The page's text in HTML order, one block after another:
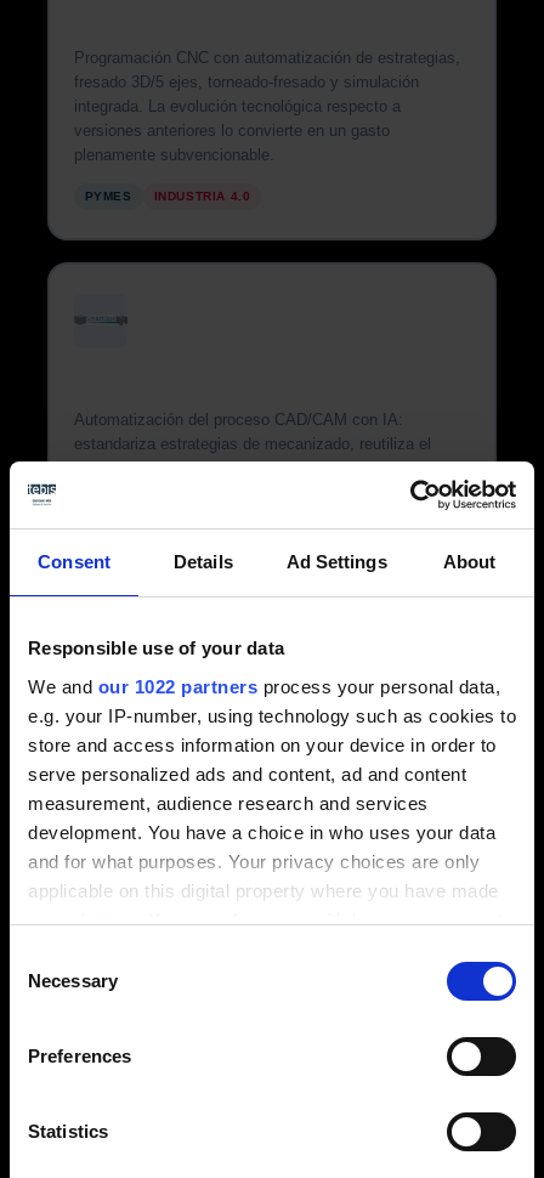
Consent Details Ad Settings About
Responsible use of your data
We and our 1022 partners process your personal data,
e.g. your IP-number, using technology such as cookies to
store and access information on your device in order to
serve personalized ads and content, ad and content
measurement, audience research and services
development. You have a choice in who uses your data
and for what purposes. Your privacy choices are only
applicable on this digital property where you have made
your choices. You can change or withdraw your consent
the Privacy trigger icon.
Collect information about your geographical
meters
Identify your device by actively scanning it for
Selection
Necessary
Preferences
Statistics
Programación CNC con automatización de estrategias,
fresado 3D/5 ejes, torneado-fresado y simulación
integrada. La evolución tecnológica respecto a
versiones anteriores lo convierte en un gasto
plenamente subvencionable.
PYMES INDUSTRIA 4.0
Automatización del proceso CAD/CAM con IA:
estandariza estrategias de mecanizado, reutiliza el
conocimiento del taller y acelera la generación de
I4.0 · MUY ALTO ENCAJE
Máquina virtual y simulación CNC
Gemelo digital del proceso de mecanizado: simulación
de trayectorias, detección de colisiones y validación
completa antes de fabricar. Encaje prioritario en la
convocatoria Industria 4.0.
I4.0 · GEMELO DIGITAL PYMES
ProLeiS MES
órdenes, trazabilidad completa y visibilidad en tiempo
real del proceso industrial.